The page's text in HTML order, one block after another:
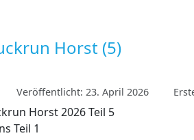
Horst (5)
Veröffentlicht: 23. April 2026
Horst 2026 Teil 5
Teil 1